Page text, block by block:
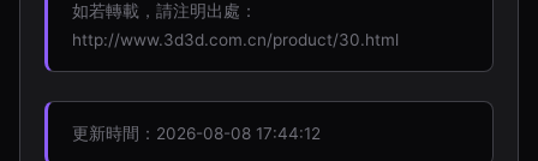
如若轉載，請注明出處：
http://www.3d3d.com.cn/product/30.html
更新時間：2026-08-08 17:44:12